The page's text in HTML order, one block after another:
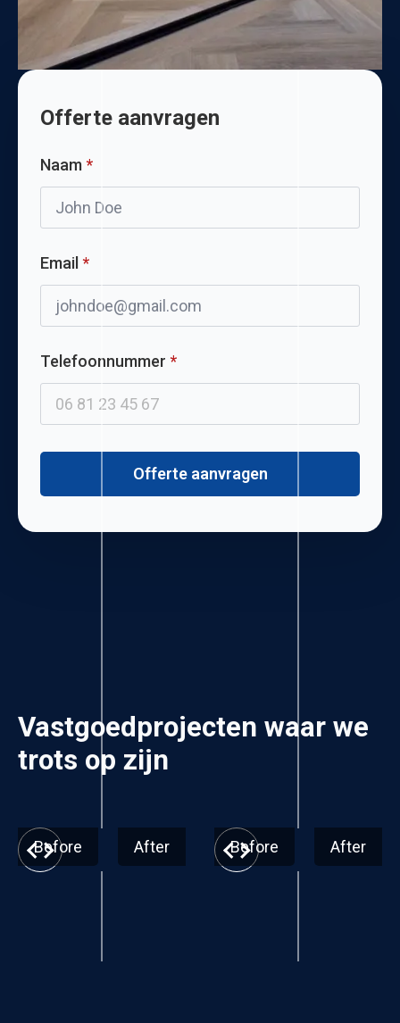
Offerte aanvragen
Naam*
Email *
Telefoonnummer *
Offerte aanvragen
Vastgoedprojecten waar we
trots op zijn
Before After Before After